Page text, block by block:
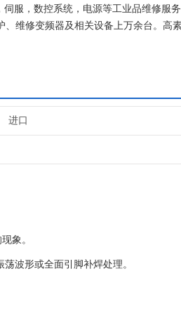
服，数控系统，电源等工业品维修服
维修变频器及相关设备上万余台。高
进口
象。
波形或全面引脚补焊处理。